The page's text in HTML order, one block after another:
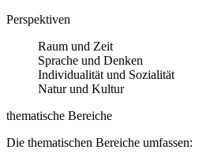
Perspektiven
Raum und Zeit
Sprache und Denken
Individualität und Sozialität
Natur und Kultur
thematische Bereiche
Die thematischen Bereiche umfassen: